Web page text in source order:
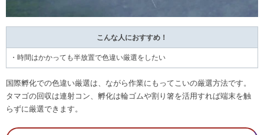
こんな人におすすめ！
・時間はかかっても半放置で色違い厳選をしたい
国際孵化での色違い厳選は、ながら作業にもってこいの厳選方法です。
タマゴの回収は連射コン、孵化は輪ゴムや割り箸を活用すれば端末を触
らずに厳選できます。